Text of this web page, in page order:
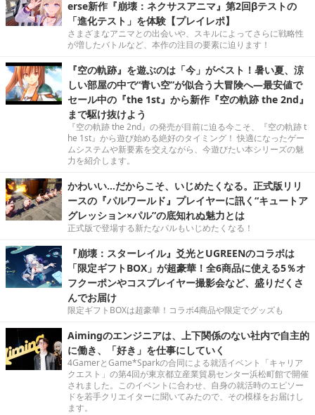
erse新作『崩壊：ネクサスアニマ』第2回βテストの
「進化テスト」を体験【プレイレポ】
さまざまなアニマとの出会いや、スキルによってさらに戦略性
が増したバトルなど、本作の注目の要素に迫ります！
『空の軌跡』を遊ぶのは「今」がベスト！暑い夏、涼
しい部屋の中で“青い空”が似合う大冒険へ―最安値で
セール中の『the 1st』から新作『空の軌跡 the 2nd』
まで駆け抜けよう
『空の軌跡 the 2nd』の発売が目前に迫る今こそ、『空の軌跡 t
he 1st』から遊び始める絶好のタイミング！ 快適になったゲー
ムシステムや新要素を交えながら、今遊びたい本シリーズの魅
力を紹介します。
かわいい…だからこそ、いじめたくなる。正式版リリ
ースの『パルワールド』プレイヤーに訊く“キュートア
グレッション×パル”の底知れぬ魅力とは
正式版で登場する新たなパルもいじめたくなる！
『崩壊：スターレイル』爻光とUGREENのコラボは
「限定ギフトBOX」が超豪華！全6商品に使える5％オ
フクーポンやコスプレイヤー撮影会など、盛りだくさ
んでお届け
限定ギフトBOXは超豪華！コラボ4商品や限定でグッズも
Aimingのエンジニアは、上下関係のない社内で自主的
に働き、「好き」を仕事にしていく
4GamerとGame*Sparkの合同による就活イベント「キャリア
クエスト」の第4回が東京都立産業貿易センター浜松町館で開催
されました。このイベントに合わせ、自身の就活時のエピソー
ドを若手クリエイターに聞いてみたので、その模様をお届けし
ます。